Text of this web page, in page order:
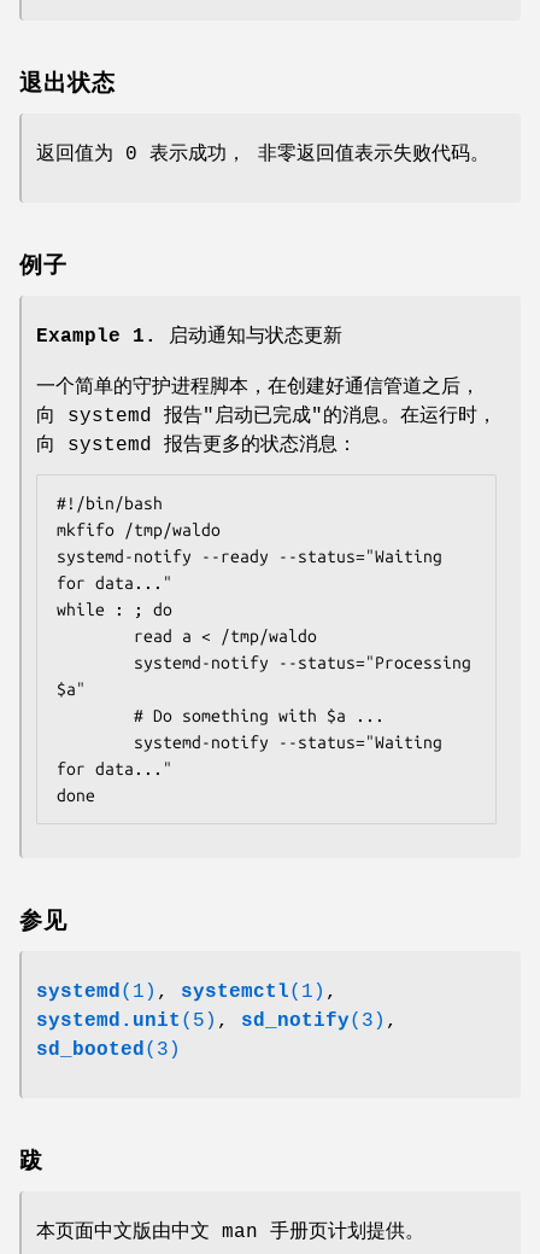
退出状态
返回值为 0 表示成功， 非零返回值表示失败代码。
例子
Example 1. 启动通知与状态更新
一个简单的守护进程脚本，在创建好通信管道之后，
向 systemd 报告"启动已完成"的消息。在运行时，
向 systemd 报告更多的状态消息：
#!/bin/bash
mkfifo /tmp/waldo
systemd-notify --ready --status="Waiting
for data..."
while : ; do
$a"
for data..."
done
参见
systemd(1) , systemctl(1) ,
systemd.unit (5) , sd_notify(3) ,
sd_booted(3)
跋
本页面中文版由中文 man 手册页计划提供。